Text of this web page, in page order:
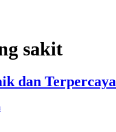
sakit
dan Terpercaya